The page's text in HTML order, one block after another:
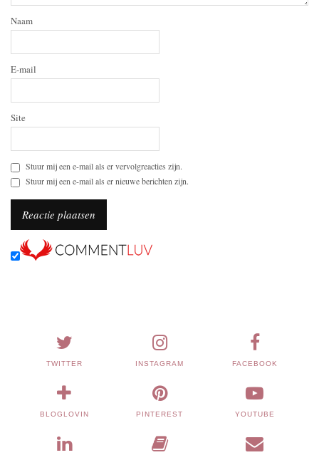
Naam
E-mail
Site
Stuur mij een e-mail als er vervolgreacties zijn.
Stuur mij een e-mail als er nieuwe berichten zijn.
TWITTER INSTAGRAM FACEBOOK
BLOGLOVIN PINTEREST YOUTUBE